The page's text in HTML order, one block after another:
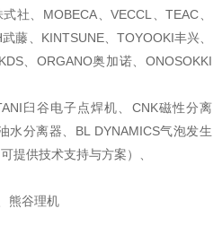
社、MOBECA、VECCL、TEAC、
武藤、KINTSUNE、TOYOOKI丰兴、
、ORGANO奥加诺、ONOSOKKI
臼谷电子点焊机、CNK磁性分离
水分离器、BL DYNAMICS气泡发生
提供技术支持与方案）、
熊谷理机